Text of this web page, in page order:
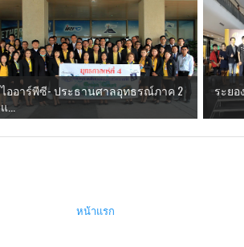
ไออาร์พีซี- ประธานศาลอุทธรณ์ภาค 2
แ...
ระยอ
หน้าแรก